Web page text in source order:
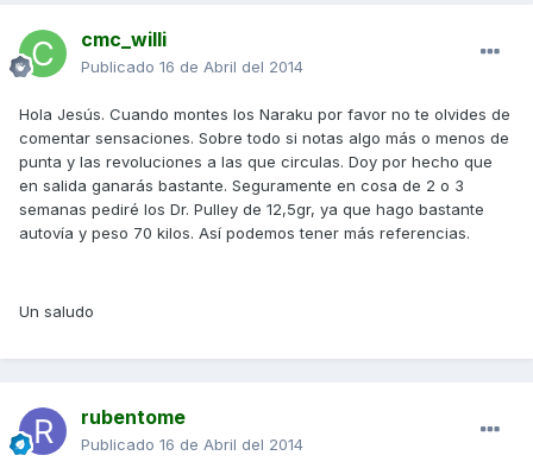
cmc_willi
Publicado 16 de Abril del 2014
Hola Jesús. Cuando montes los Naraku por favor no te olvides de
comentar sensaciones. Sobre todo si notas algo más o menos de
punta y las revoluciones a las que circulas. Doy por hecho que
en salida ganarás bastante. Seguramente en cosa de 2 o 3
semanas pediré los Dr. Pulley de 12,5gr, ya que hago bastante
autovía y peso 70 kilos. Así podemos tener más referencias.
Un saludo
rubentome
Publicado 16 de Abril del 2014